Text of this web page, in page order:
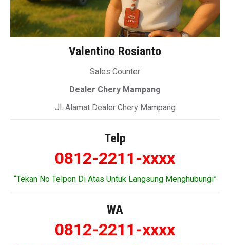
Valentino Rosianto
Sales Counter
Dealer Chery Mampang
Jl. Alamat Dealer Chery Mampang
Telp
0812-2211-xxxx
“Tekan No Telpon Di Atas Untuk Langsung Menghubungi”
WA
0812-2211-xxxx